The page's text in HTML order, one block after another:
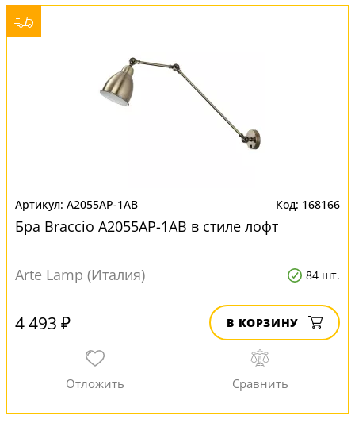
A2055AP-1AB 168166
Бра Braccio A2055AP-1AB в стиле лофт
Arte Lamp (Италия) 84 шт.
4 493 ₽ В КОРЗИНУ